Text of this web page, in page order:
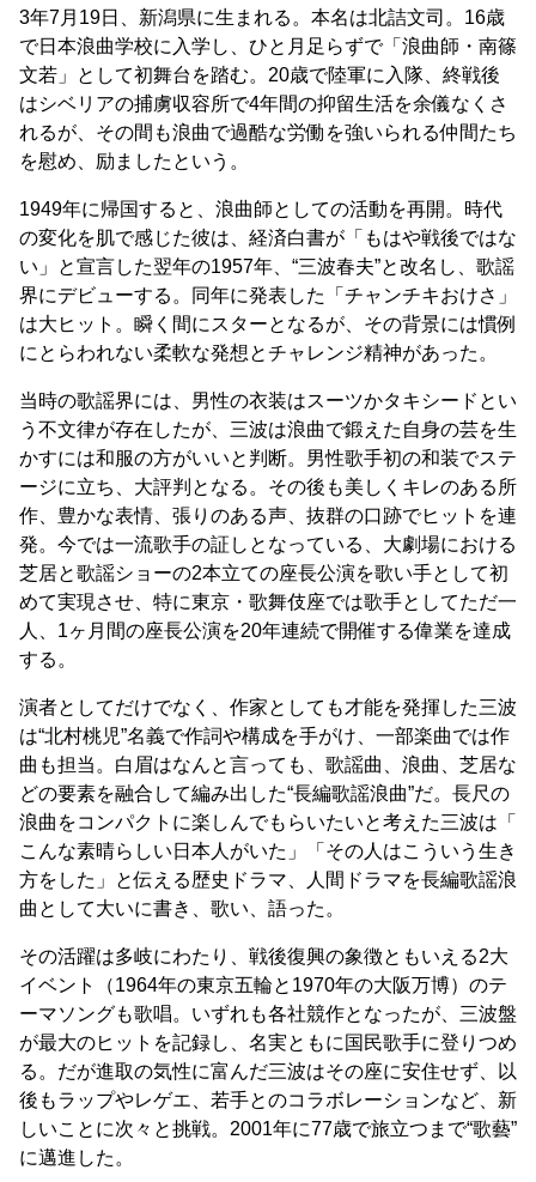
3年7月19日、新潟県に生まれる。本名は北詰文司。16歳
で日本浪曲学校に入学し、ひと月足らずで「浪曲師・南篠
文若」として初舞台を踏む。20歳で陸軍に入隊、終戦後
はシベリアの捕虜収容所で4年間の抑留生活を余儀なくさ
れるが、その間も浪曲で過酷な労働を強いられる仲間たち
を慰め、励ましたという。
1949年に帰国すると、浪曲師としての活動を再開。時代
の変化を肌で感じた彼は、経済白書が「もはや戦後ではな
い」と宣言した翌年の1957年、“三波春夫”と改名し、歌謡
界にデビューする。同年に発表した「チャンチキおけさ」
は大ヒット。瞬く間にスターとなるが、その背景には慣例
にとらわれない柔軟な発想とチャレンジ精神があった。
当時の歌謡界には、男性の衣装はスーツかタキシードとい
う不文律が存在したが、三波は浪曲で鍛えた自身の芸を生
かすには和服の方がいいと判断。男性歌手初の和装でステ
ージに立ち、大評判となる。その後も美しくキレのある所
作、豊かな表情、張りのある声、抜群の口跡でヒットを連
発。今では一流歌手の証しとなっている、大劇場における
芝居と歌謡ショーの2本立ての座長公演を歌い手として初
めて実現させ、特に東京・歌舞伎座では歌手としてただ一
人、1ヶ月間の座長公演を20年連続で開催する偉業を達成
する。
演者としてだけでなく、作家としても才能を発揮した三波
は“北村桃児”名義で作詞や構成を手がけ、一部楽曲では作
曲も担当。白眉はなんと言っても、歌謡曲、浪曲、芝居な
どの要素を融合して編み出した“長編歌謡浪曲”だ。長尺の
浪曲をコンパクトに楽しんでもらいたいと考えた三波は「
こんな素晴らしい日本人がいた」「その人はこういう生き
方をした」と伝える歴史ドラマ、人間ドラマを長編歌謡浪
曲として大いに書き、歌い、語った。
その活躍は多岐にわたり、戦後復興の象徴ともいえる2大
イベント（1964年の東京五輪と1970年の大阪万博）のテ
ーマソングも歌唱。いずれも各社競作となったが、三波盤
が最大のヒットを記録し、名実ともに国民歌手に登りつめ
る。だが進取の気性に富んだ三波はその座に安住せず、以
後もラップやレゲエ、若手とのコラボレーションなど、新
しいことに次々と挑戦。2001年に77歳で旅立つまで“歌藝”
に邁進した。